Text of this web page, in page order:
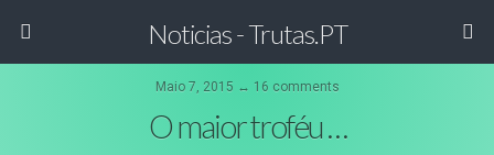
Noticias - Trutas.PT
Maio 7, 2015 ↔ 16 comments
O maior troféu …